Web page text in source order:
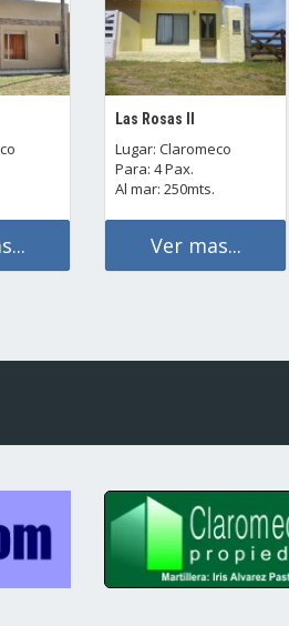
Las Rosas II
Lugar: Claromeco
Para: 4 Pax.
Al mar: 250mts.
Ver mas...